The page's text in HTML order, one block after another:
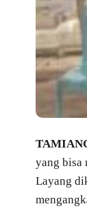
yang bisa
Layang